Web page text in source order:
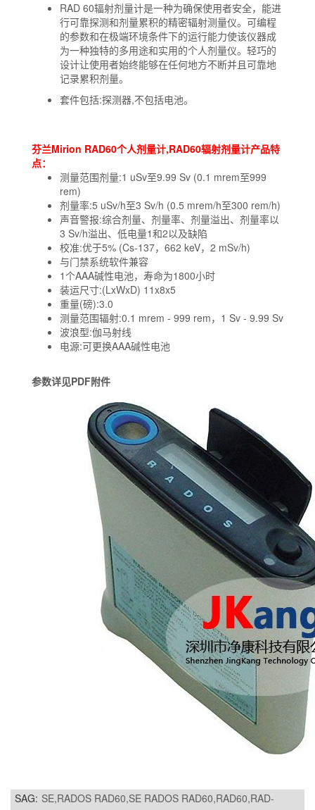
RAD 60辐射剂量计是一种为确保使用者安全，能进
行可靠探测和剂量累积的精密辐射测量仪。可编程
的参数和在极端环境条件下的运行能力使该仪器成
为一种独特的多用途和实用的个人剂量仪。轻巧的
设计让使用者始终能够在任何地方不断并且可靠地
记录累积剂量。
套件包括:探测器,不包括电池。
芬兰Mirion RAD60个人剂量计,RAD60辐射剂量计产品特
点：
测量范围剂量:1 uSv至9.99 Sv (0.1 mrem至999
rem)
剂量率:5 uSv/h至3 Sv/h (0.5 mrem/h至300 rem/h)
声音警报:综合剂量、剂量率、剂量溢出、剂量率以
3 Sv/h溢出、低电量1和2以及缺陷
校准:优于5% (Cs-137，662 keV，2 mSv/h)
与门禁系统软件兼容
1个AAA碱性电池，寿命为1800小时
装运尺寸:(LxWxD) 11x8x5
重量(磅):3.0
测量范围辐射:0.1 mrem - 999 rem，1 Sv - 9.99 Sv
波浪型:伽马射线
电源:可更换AAA碱性电池
参数详见PDF附件
SAG: SE,RADOS RAD60,SE RADOS RAD60,RAD60,RAD-